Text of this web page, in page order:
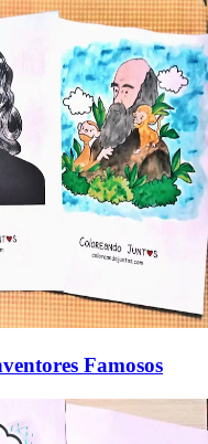
Famosos